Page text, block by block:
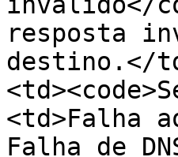
resposta
destino.</
<td>Falha
Falha de